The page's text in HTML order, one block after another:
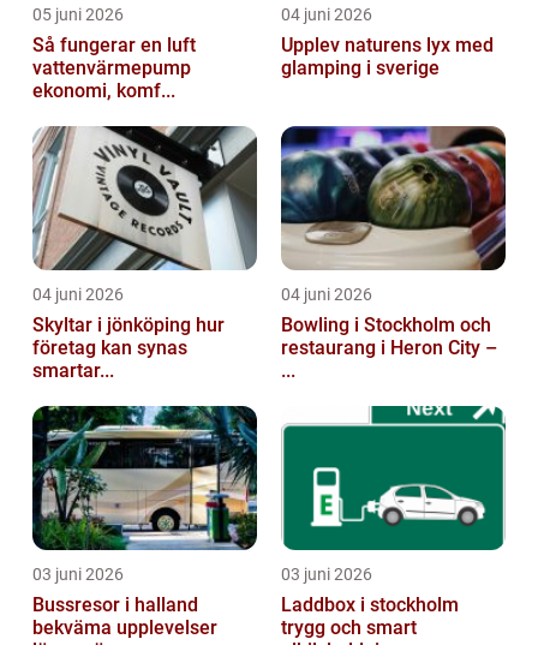
05 juni 2026
Så fungerar en luft
vattenvärmepump
ekonomi, komf...
04 juni 2026
Upplev naturens lyx med
glamping i sverige
04 juni 2026
Skyltar i jönköping hur
företag kan synas
smartar...
04 juni 2026
Bowling i Stockholm och
restaurang i Heron City –
...
03 juni 2026
Bussresor i halland
bekväma upplevelser
03 juni 2026
Laddbox i stockholm
trygg och smart